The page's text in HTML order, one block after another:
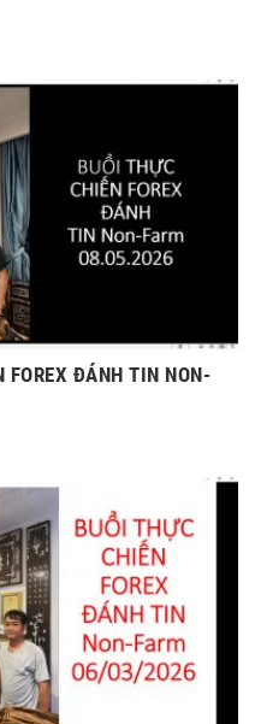
FOREX ĐÁNH TIN NON-